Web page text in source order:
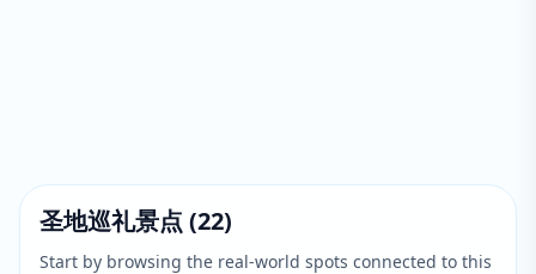
圣地巡礼景点 (22)
Start by browsing the real-world spots connected to this